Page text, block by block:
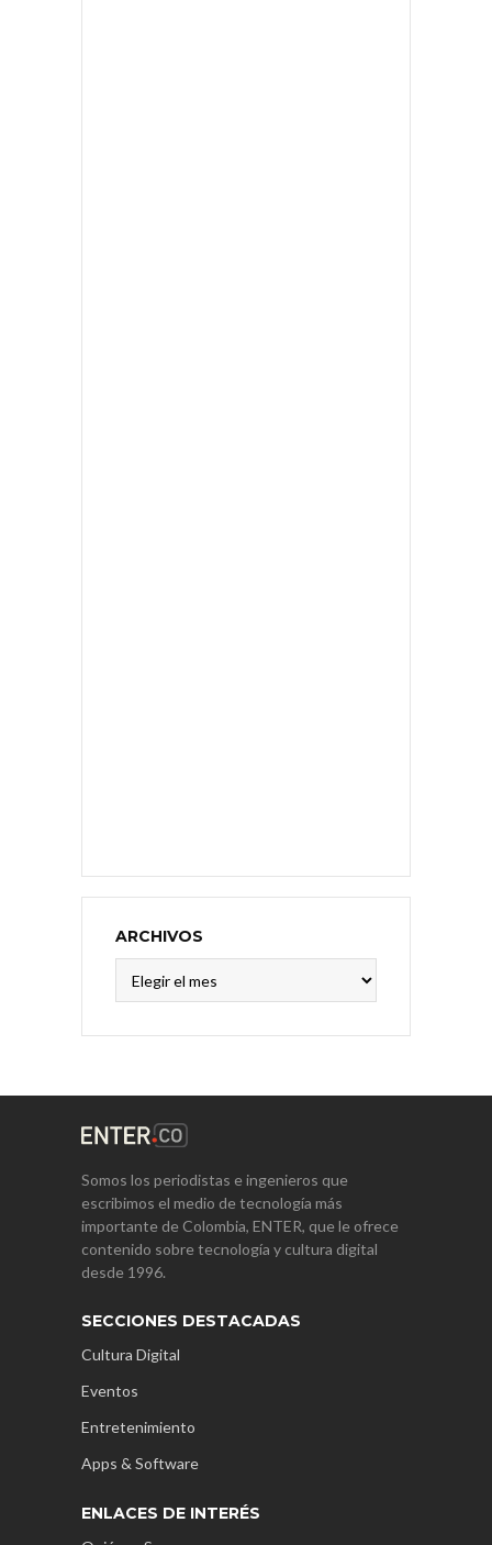
ARCHIVOS
Somos los periodistas e ingenieros que
escribimos el medio de tecnología más
importante de Colombia, ENTER, que le ofrece
contenido sobre tecnología y cultura digital
desde 1996.
SECCIONES DESTACADAS
Cultura Digital
Eventos
Entretenimiento
Apps & Software
ENLACES DE INTERÉS